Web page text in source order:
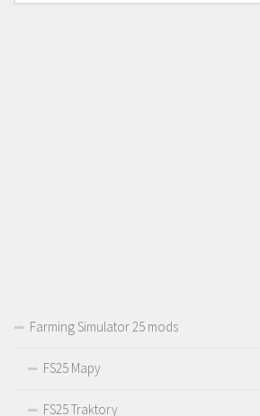
Farming Simulator 25 mods
FS25 Mapy
FS25 Traktory